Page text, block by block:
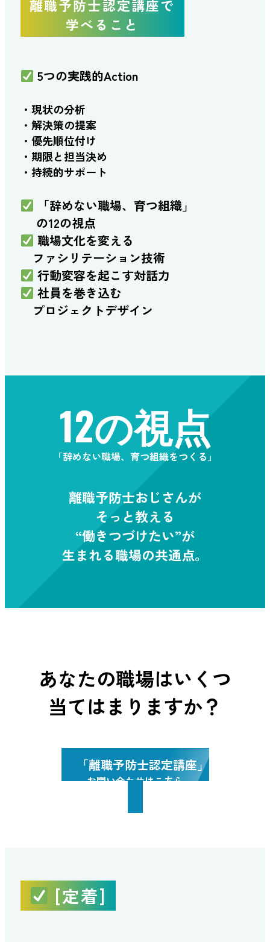
離職予防士認定講座で
学べること
5つの実践的Action
・現状の分析
・解決策の提案
・優先順位付け
・期限と担当決め
・持続的サポート
「辞めない職場、育つ組織」
の12の視点
職場文化を変える
ファシリテーション技術
行動変容を起こす対話力
社員を巻き込む
プロジェクトデザイン
12の視点
「辞めない職場、育つ組織をつくる」
離職予防士おじさんが
そっと教える
“働きつづけたい”が
生まれる職場の共通点。
あなたの職場はいくつ
当てはまりますか？
「離職予防士認定講座」
お問い合わせはこちら
[定着]